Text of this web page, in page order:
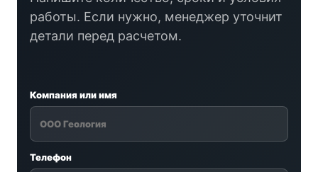
работы. Если нужно, менеджер уточнит
детали перед расчетом.
Компания или имя
Телефон